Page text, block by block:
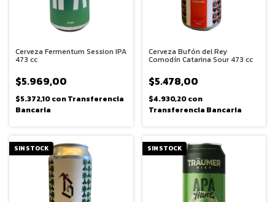
Cerveza Fermentum Session IPA
473 cc
$5.969,00
$5.372,10conTransferencia
Bancaria
Cerveza Bufón del Rey
Comodín Catarina Sour 473 cc
$5.478,00
$4.930,20con
Transferencia Bancaria
SIN STOCK SIN STOCK